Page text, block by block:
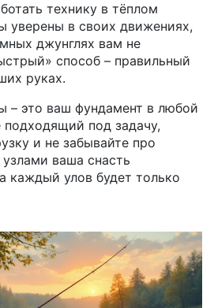
технику в тёплом
уверены в своих движениях,
джунглях вам не
способ – правильный
руках.
– это ваш фундамент в любой
под задачу,
и не забывайте про
ваша снасть
каждый улов будет только